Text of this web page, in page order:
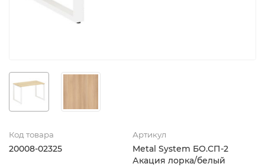
Код товара
20008-02325
Артикул
Metal System БО.СП-2
Акация лорка/белый